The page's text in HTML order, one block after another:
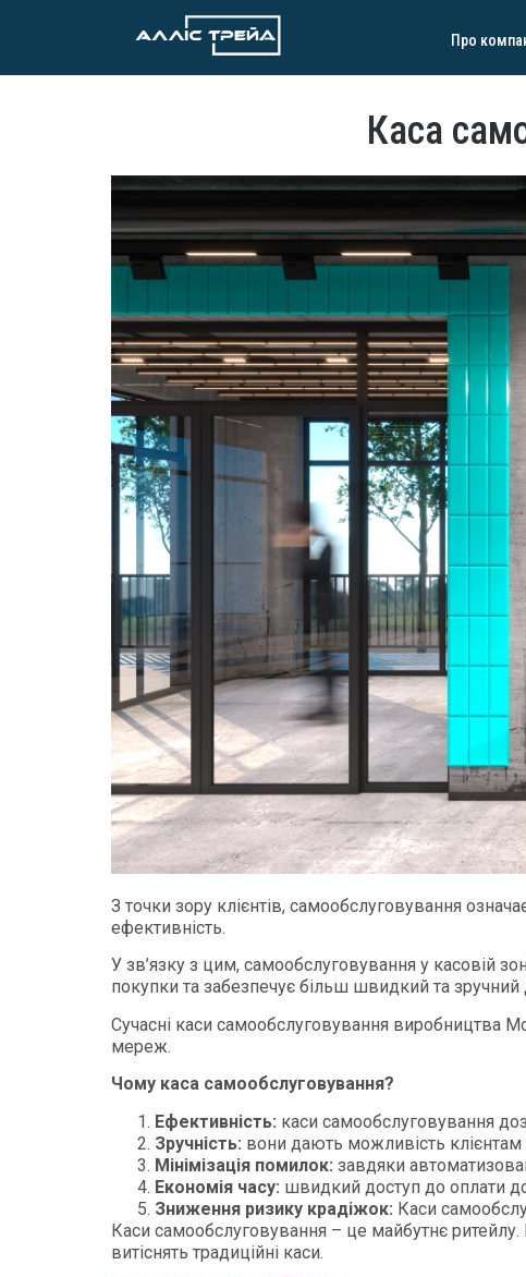
Про
Каса
З точки зору клієнтів, самообслуговування
ефективність.
У зв’язку з цим, самообслуговування у касовій
покупки та забезпечує більш швидкий та зручний
Сучасні каси самообслуговування виробництва
мереж.
Чому каса самообслуговування?
Ефективність: каси самообслуговування
Зручність: вони дають можливість клієнтам
Мінімізація помилок: завдяки
Економія часу: швидкий доступ до оплати
Зниження ризику крадіжок: Каси
Каси самообслуговування – це майбутнє
витіснять традиційні каси.